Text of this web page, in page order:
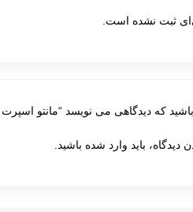
ثبت نشده است.
که دیدگاهی می نویسد “مانتو اسپرت 230”
دیدگاه، باید وارد شده باشید.